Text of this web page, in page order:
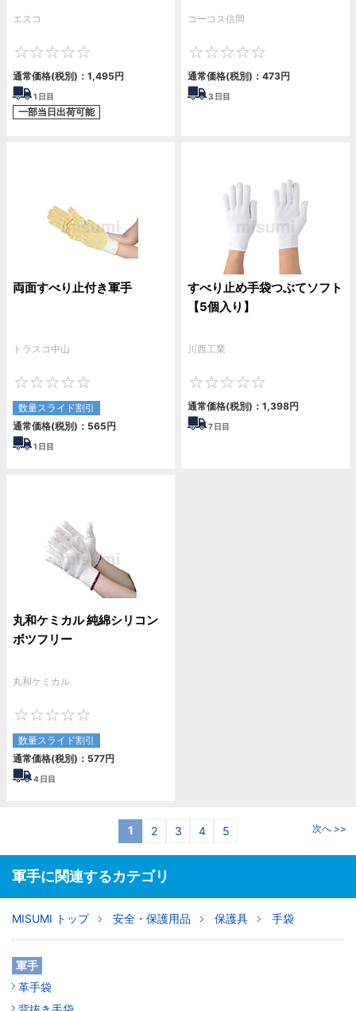
エスコ
通常価格(税別)： 1,495円
1 日目
一部当日出荷可能
コーコス信岡
通常価格(税別)： 473円
3 日目
両面すべり止付き軍手
トラスコ中山
数量スライド割引
通常価格(税別)： 565円
1 日目
すべり止め手袋つぶてソフト
【5個入り】
川西工業
通常価格(税別)： 1,398円
7日目
丸和ケミカル 純綿シリコン
ボツフリー
丸和ケミカル
数量スライド割引
通常価格(税別)： 577円
4日目
1 2 3 4 5 次へ >>
軍手に関連するカテゴリ
MISUMI トップ 安全・保護用品 保護具 手袋
軍手
革手袋